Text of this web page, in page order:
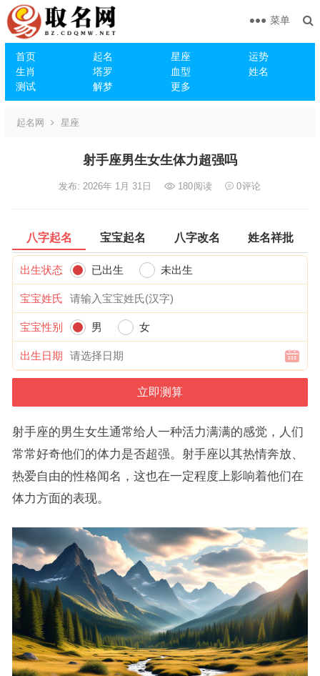
首页 起名 星座
运势
生肖
塔罗 血型
姓名
测试
解梦 更多
菜单
起名网 星座
射手座男生女生体力超强吗
发布: 2026年 1月 31日 180阅读 0评论
八字起名 宝宝起名 八字改名 姓名祥批
出生状态 已出生 未出生
宝宝姓氏
宝宝性别 男 女
出生日期
射手座的男生女生通常给人一种活力满满的感觉，人们
常常好奇他们的体力是否超强。射手座以其热情奔放、
热爱自由的性格闻名，这也在一定程度上影响着他们在
体力方面的表现。